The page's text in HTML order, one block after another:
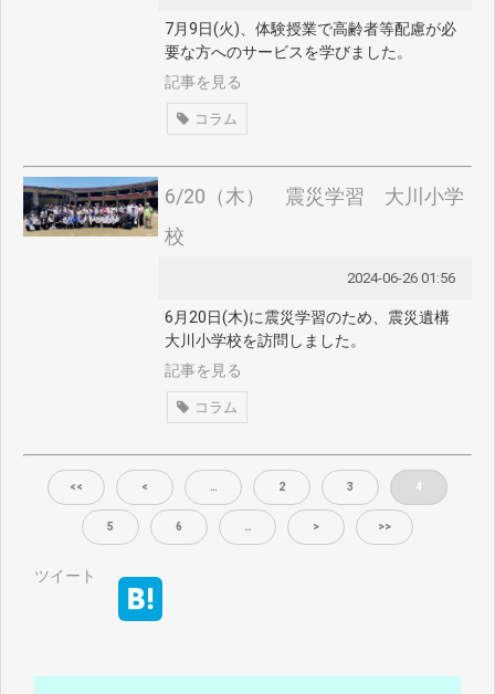
7月9日(火)、体験授業で高齢者等配慮が必
要な方へのサービスを学びました。
記事を見る
コラム
6/20（木） 震災学習 大川小学
校
2024-06-26 01:56
6月20日(木)に震災学習のため、震災遺構
大川小学校を訪問しました。
記事を見る
コラム
<< < 2 3 4
5 6 > >>
ツイート